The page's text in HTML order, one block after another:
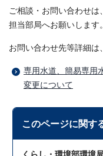
ご相談・お問い合わせ
担当部局へお願いします。
お問い合わせ先等詳細は
専用水道、簡易専用
変更について
このページに関す